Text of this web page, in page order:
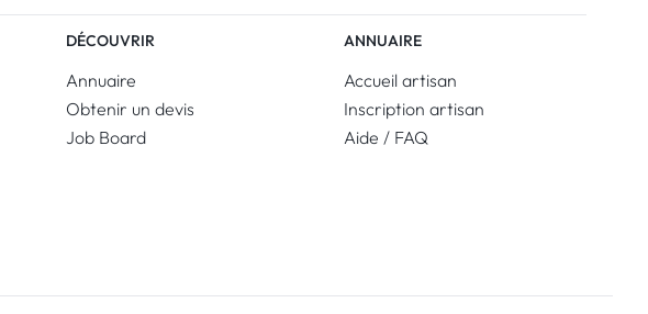
DÉCOUVRIR
Annuaire
Obtenir un devis
Job Board
ANNUAIRE
Accueil artisan
Inscription artisan
Aide / FAQ